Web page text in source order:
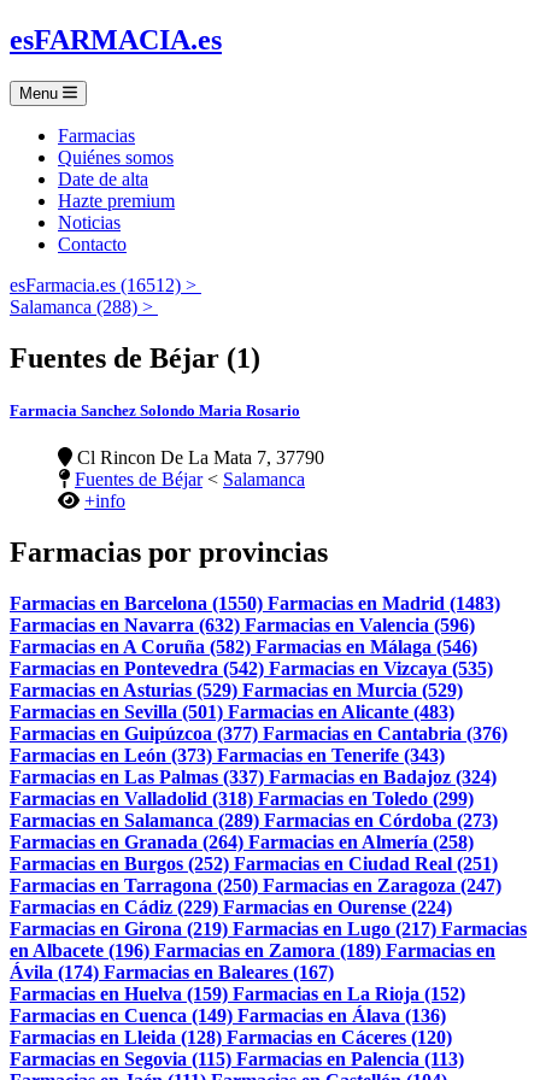
esFARMACIA.es
Menu
Farmacias
Quiénes somos
Date de alta
Hazte premium
Noticias
Contacto
esFarmacia.es (16512) >
Salamanca (288) >
Fuentes de Béjar (1)
Farmacia Sanchez Solondo Maria Rosario
Cl Rincon De La Mata 7, 37790
Fuentes de Béjar< Salamanca
+info
Farmacias por provincias
Farmacias en Barcelona (1550) Farmacias en Madrid (1483)
Farmacias en Navarra (632) Farmacias en Valencia (596)
Farmacias en A Coruña (582) Farmacias en Málaga (546)
Farmacias en Pontevedra (542) Farmacias en Vizcaya (535)
Farmacias en Asturias (529) Farmacias en Murcia (529)
Farmacias en Sevilla (501) Farmacias en Alicante (483)
Farmacias en Guipúzcoa (377) Farmacias en Cantabria (376)
Farmacias en León (373) Farmacias en Tenerife (343)
Farmacias en Las Palmas (337) Farmacias en Badajoz (324)
Farmacias en Valladolid (318) Farmacias en Toledo (299)
Farmacias en Salamanca (289) Farmacias en Córdoba (273)
Farmacias en Granada (264) Farmacias en Almería (258)
Farmacias en Burgos (252) Farmacias en Ciudad Real (251)
Farmacias en Tarragona (250) Farmacias en Zaragoza (247)
Farmacias en Cádiz (229) Farmacias en Ourense (224)
Farmacias en Girona (219) Farmacias en Lugo (217) Farmacias
en Albacete (196) Farmacias en Zamora (189) Farmacias en
Ávila (174) Farmacias en Baleares (167)
Farmacias en Huelva (159) Farmacias en La Rioja (152)
Farmacias en Cuenca (149) Farmacias en Álava (136)
Farmacias en Lleida (128) Farmacias en Cáceres (120)
Farmacias en Segovia (115) Farmacias en Palencia (113)